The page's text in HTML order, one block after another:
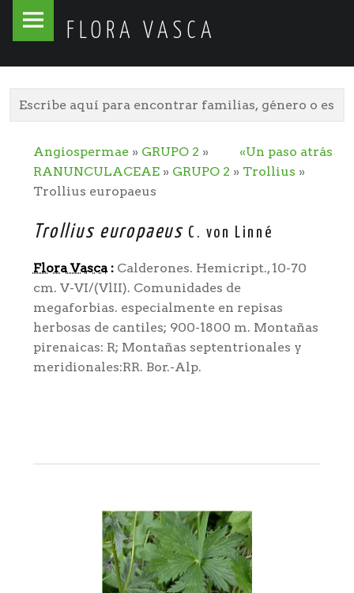
FLORA VASCA
Flora
Skip
«Un paso atrás
Angiospermae» GRUPO 2 »
RANUNCULACEAE» GRUPO 2 » Trollius »
Trollius europaeus
Trollius europaeus C. von Linné
Flora Vasca:Calderones. Hemicript., 10-70
cm. V-VI/(VlII). Comunidades de
megaforbias. especialmente en repisas
herbosas de cantiles; 900-1800 m. Montañas
pirenaicas: R; Montañas septentrionales y
meridionales:RR. Bor.-Alp.